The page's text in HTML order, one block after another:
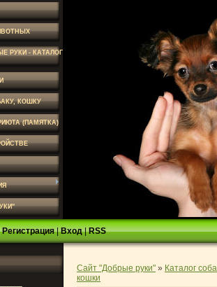
РУКИ - КАТАЛОГ
КОШКУ
(ПАМЯТКА)
Регистрация|Вход|RSS
Сайт "Добрые руки" » Каталог
кошки